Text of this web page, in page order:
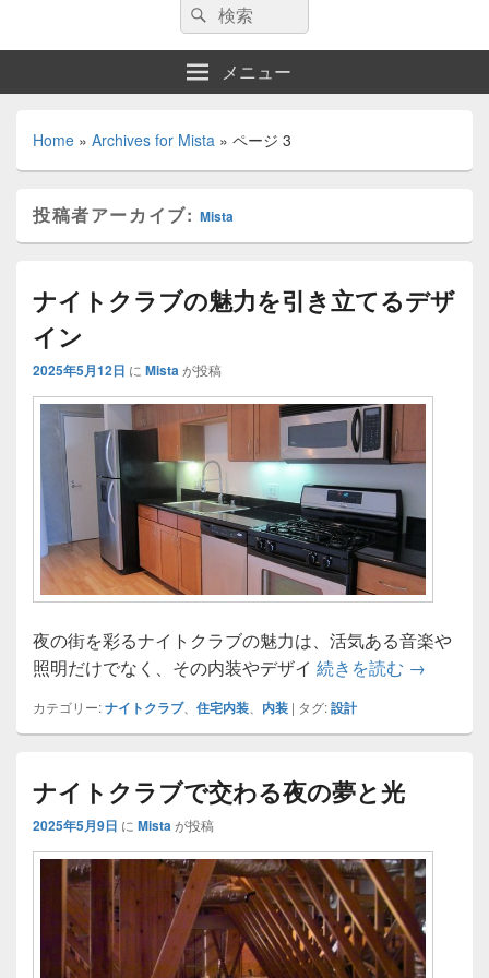
検
索:
検
索
メニュー
Home » Archives for Mista » ページ 3
投稿者アーカイブ: Mista
ナイトクラブの魅力を引き立てるデザ
イン
2025年5月12日 に Mistaが投稿
夜の街を彩るナイトクラブの魅力は、活気ある音楽や
照明だけでなく、その内装やデザイ 続きを読む ナイトク
→
カテゴリー:ナイトクラブ、 住宅内装、 内装 | タグ:設計
ナイトクラブで交わる夜の夢と光
2025年5月9日 に Mistaが投稿